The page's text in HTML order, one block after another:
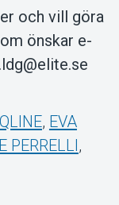
och vill göra
önskar e-
, EVA
PERRELLI,